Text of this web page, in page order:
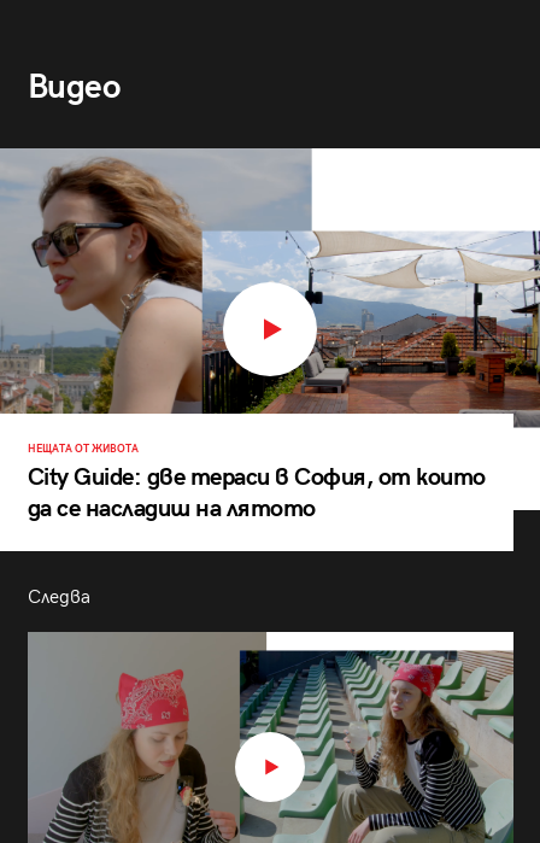
Видео
НЕЩАТА ОТ ЖИВОТА
City Guide: две тераси в София, от които
да се насладиш на лятото
Следва